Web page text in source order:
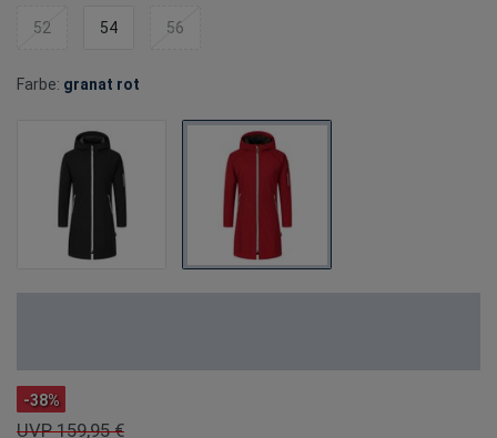
52 54 56
Farbe: granat rot
-38%
UVP 159,95 €